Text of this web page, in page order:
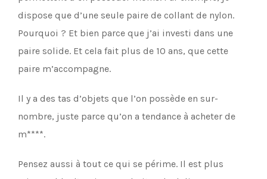
dispose que d’une seule paire de collant de nylon.
Pourquoi ? Et bien parce que j’ai investi dans une
paire solide. Et cela fait plus de 10 ans, que cette
paire m’accompagne.
Il y a des tas d’objets que l’on possède en sur-
nombre, juste parce qu’on a tendance à acheter de
m****.
Pensez aussi à tout ce qui se périme. Il est plus